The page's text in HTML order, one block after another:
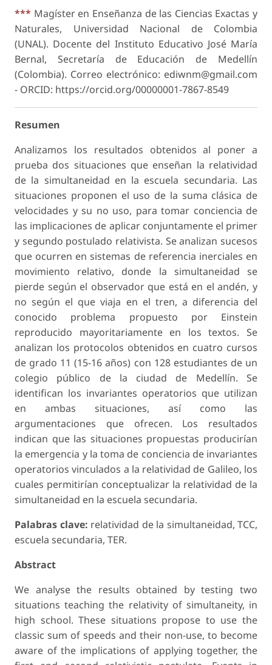
*** Magíster en Enseñanza de las Ciencias Exactas y
Naturales, Universidad Nacional de Colombia
(UNAL). Docente del Instituto Educativo José María
Bernal, Secretaría de Educación de Medellín
(Colombia). Correo electrónico: ediwnm@gmail.com
- ORCID: https://orcid.org/0000­0001-7867-8549
Resumen
Analizamos los resultados obtenidos al poner a
prueba dos situaciones que enseñan la relatividad
de la simultaneidad en la escuela secundaria. Las
situaciones proponen el uso de la suma clásica de
velocidades y su no uso, para tomar conciencia de
las implicaciones de aplicar conjuntamente el primer
y segundo postulado relativista. Se analizan sucesos
que ocurren en sistemas de referencia inerciales en
movimiento relativo, donde la simultaneidad se
pierde según el observador que está en el andén, y
no según el que viaja en el tren, a diferencia del
conocido problema propuesto por Einstein
reproducido mayoritariamente en los textos. Se
analizan los protocolos obtenidos en cuatro cursos
de grado 11 (15-16 años) con 128 estudiantes de un
colegio público de la ciudad de Medellín. Se
identifican los invariantes operatorios que utilizan
en ambas situaciones, así como las
argumentaciones que ofrecen. Los resultados
indican que las situaciones propuestas producirían
la emergencia y la toma de conciencia de invariantes
operatorios vinculados a la relatividad de Gali­leo, los
cuales permitirían conceptualizar la relatividad de la
simultaneidad en la escuela secundaria.
Palabras clave: relatividad de la simultaneidad, TCC,
escuela secundaria, TER.
Abstract
We analyse the results obtained by testing two
situations teaching the relativity of si­multaneity, in
high school. These situations propose to use the
classic sum of speeds and their non-use, to become
aware of the implications of applying together, the